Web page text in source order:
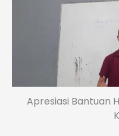
Apresiasi Bantuan